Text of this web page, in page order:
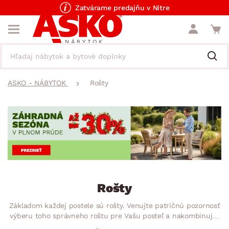
Zatvárame predajňu v Nitre
ASKO - NÁBYTOK Rošty
Rošty
Základom každej postele sú rošty. Venujte patričnú pozornosť
výberu toho správneho roštu pre Vašu posteľ a nakombinujte